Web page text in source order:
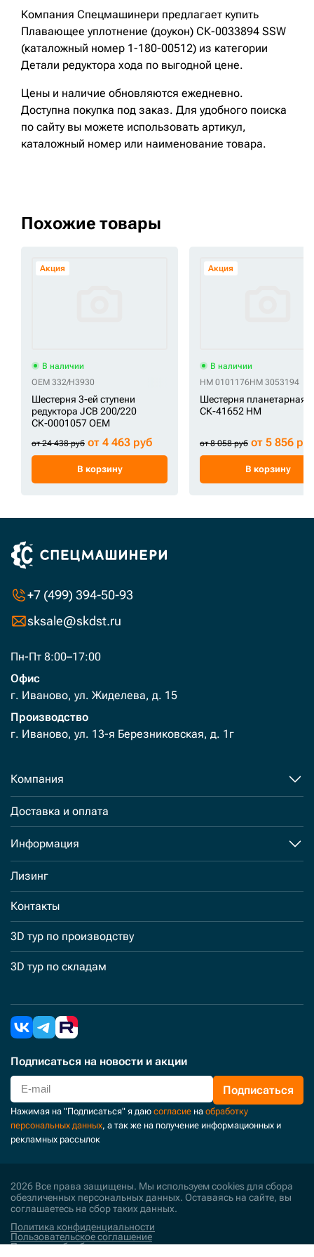
Компания Спецмашинери предлагает купить
Плавающее уплотнение (доукон) СК-0033894 SSW
(каталожный номер 1-180-00512) из категории
Детали редуктора хода по выгодной цене.
Цены и наличие обновляются ежедневно.
Доступна покупка под заказ. Для удобного поиска
по сайту вы можете использовать артикул,
каталожный номер или наименование товара.
Похожие товары
Акция
В наличии
OEM 332/H3930
Шестерня 3-ей ступени
редуктора JCB 200/220
СК-0001057 OEM
от 24 438 руб от 4 463 руб
В корзину
Акция
В наличии
HM 0101176HM 3053194
Шестерня планетарная
СК-41652 HM
от 8 058 руб от 5 856
В корзину
+7 (499) 394-50-93
sksale@skdst.ru
Пн-Пт 8:00–17:00
Офис
г. Иваново, ул. Жиделева, д. 15
Производство
г. Иваново, ул. 13-я Березниковская, д. 1г
Компания
Доставка и оплата
Информация
Лизинг
Контакты
3D тур по производству
3D тур по складам
Подписаться на новости и акции
Подписаться
Нажимая на "Подписаться" я даю согласие на обработку
персональных данных, а так же на получение информационных и
рекламных рассылок
2026 Все права защищены. Мы используем cookies для сбора
обезличенных персональных данных. Оставаясь на сайте, вы
соглашаетесь на сбор таких данных.
Политика конфиденциальности
Пользовательское соглашение
Политика обработки персональных данных